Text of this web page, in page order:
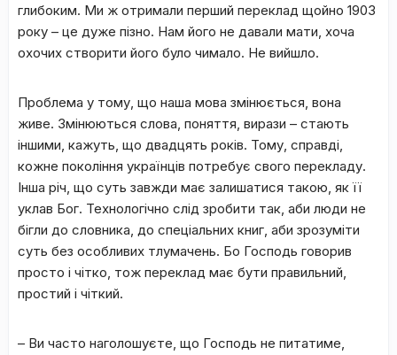
глибоким. Ми ж отримали перший переклад щойно 1903
року – це дуже пізно. Нам його не давали мати, хоча
охочих створити його було чимало. Не вийшло.
Проблема у тому, що наша мова змінюється, вона
живе. Змінюються слова, поняття, вирази – стають
іншими, кажуть, що двадцять років. Тому, справді,
кожне покоління українців потребує свого перекладу.
Інша річ, що суть завжди має залишатися такою, як її
уклав Бог. Технологічно слід зробити так, аби люди не
бігли до словника, до спеціальних книг, аби зрозуміти
суть без особливих тлумачень. Бо Господь говорив
просто і чітко, тож переклад має бути правильний,
простий і чіткий.
– Ви часто наголошуєте, що Господь не питатиме,